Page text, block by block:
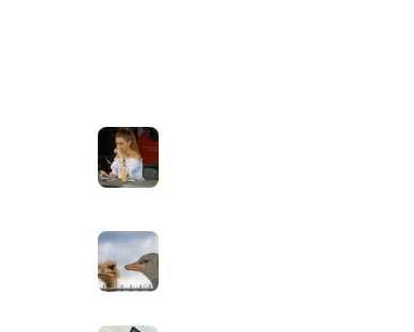
gebruik buiten in de zomer:
helderheid, reflectie en kleur
goed instellen
controleer je via Apple zelf of je
oordopjes echt zijn
augustus 1, 2026